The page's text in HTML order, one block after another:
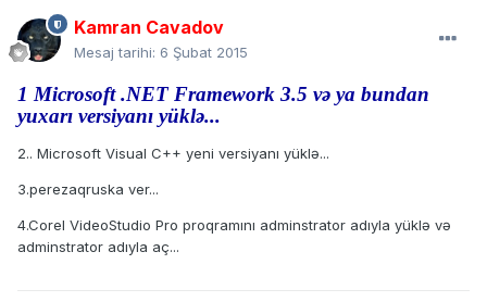
Kamran Cavadov
Mesaj tarihi: 6 Şubat 2015
1 Microsoft .NET Framework 3.5 və ya bundan
yuxarı versiyanı yüklə...
2.. Microsoft Visual C++ yeni versiyanı yüklə...
3.perezaqruska ver...
4.Corel VideoStudio Pro proqramını adminstrator adıyla yüklə və
adminstrator adıyla aç...